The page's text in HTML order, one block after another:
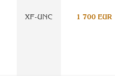
XF-UNC 1 700 EUR